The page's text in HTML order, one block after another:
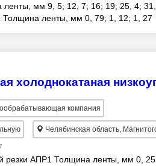
мм 9, 5; 12, 7; 16; 19; 25, 4;
Толщина ленты, мм 0, 79; 1, 12; 1, 27
компания
Челябинская область,
резки АПР1 Толщина ленты, мм 0, 25